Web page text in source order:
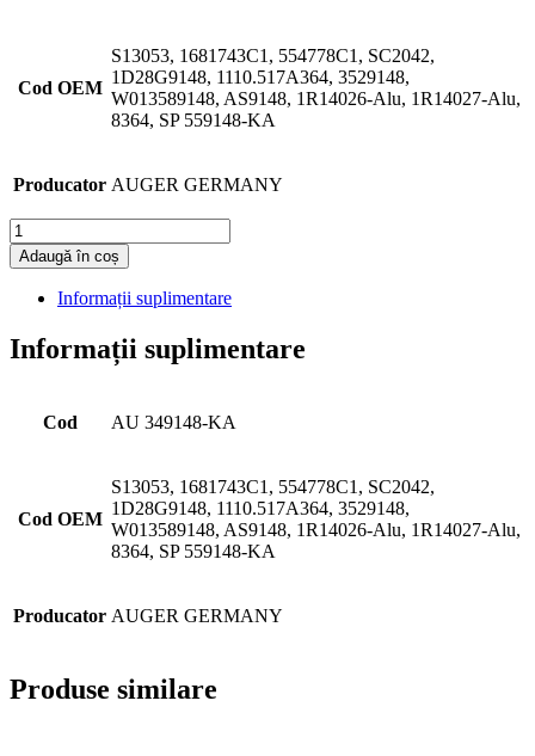
Cod OEM
S13053, 1681743C1, 554778C1, SC2042,
1D28G9148, 1110.517A364, 3529148,
W013589148, AS9148, 1R14026-Alu, 1R14027-Alu,
8364, SP 559148-KA
Producator AUGER GERMANY
Cantitate
Adaugă în coș
Informații suplimentare
Informații suplimentare
Cod AU 349148-KA
Cod OEM
S13053, 1681743C1, 554778C1, SC2042,
1D28G9148, 1110.517A364, 3529148,
W013589148, AS9148, 1R14026-Alu, 1R14027-Alu,
8364, SP 559148-KA
Producator AUGER GERMANY
Produse similare